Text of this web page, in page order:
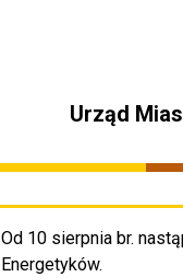
Urząd
Od 10 sierpnia br.
Energetyków.